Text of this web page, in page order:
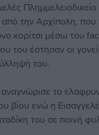
την Αρχίπολη, που
κορίτσι μέσω του
του έστησαν οι
του.
το
βίου ενώ η
του σε ποινή